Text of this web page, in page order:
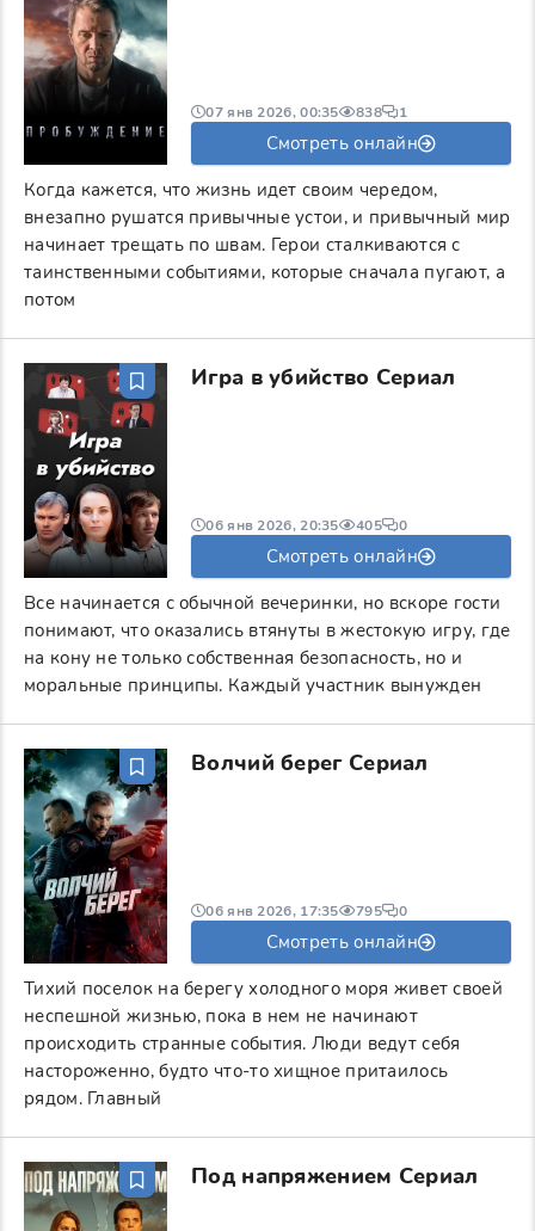
Когда кажется, что жизнь идет своим чередом,
внезапно рушатся привычные устои, и привычный мир
начинает трещать по швам. Герои сталкиваются с
таинственными событиями, которые сначала пугают, а
потом
07 янв 2026, 00:35 838 1
Смотреть онлайн
Игра в убийство Сериал
Все начинается с обычной вечеринки, но вскоре гости
понимают, что оказались втянуты в жестокую игру, где
на кону не только собственная безопасность, но и
моральные принципы. Каждый участник вынужден
06 янв 2026, 20:35 405 0
Смотреть онлайн
Волчий берег Сериал
Тихий поселок на берегу холодного моря живет своей
неспешной жизнью, пока в нем не начинают
происходить странные события. Люди ведут себя
настороженно, будто что-то хищное притаилось
рядом. Главный
06 янв 2026, 17:35 795 0
Смотреть онлайн
Под напряжением Сериал